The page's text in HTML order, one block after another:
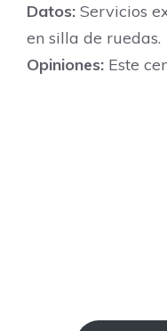
Datos: Servicios
en silla de ruedas.
Opiniones: Este